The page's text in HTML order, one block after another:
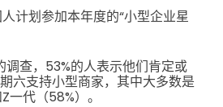
计划参加本年度的“小型企业星
查，53%的人表示他们肯定或
六支持小型商家，其中大多数是
一代（58%）。